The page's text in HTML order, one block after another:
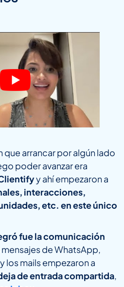
que arrancar por algún lado
poder avanzar era
y ahí empezaron a
interacciones,
etc. en este único
fue la comunicación
de WhatsApp,
los mails empezaron a
de entrada compartida,